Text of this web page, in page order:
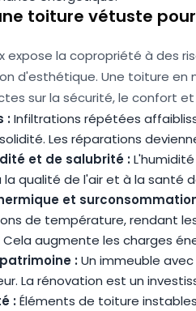
toiture vétuste
expose la copropriété à des
d'esthétique. Une toiture
sur la sécurité, le confort
:Infiltrations répétées
Les réparations
et de salubrité :L'humidité
la qualité de l'air et à la santé
et
de température, rendant
augmente les charges
:Un immeuble
La rénovation est un
:Éléments de toiture